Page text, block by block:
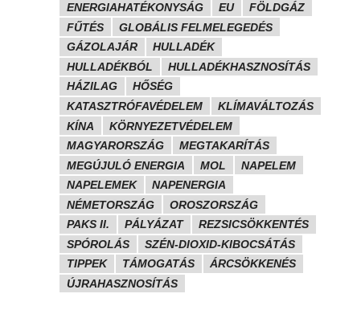
ENERGIAHATÉKONYSÁG
EU
FÖLDGÁZ
FŰTÉS
GLOBÁLIS FELMELEGEDÉS
GÁZOLAJÁR
HULLADÉK
HULLADÉKBÓL
HULLADÉKHASZNOSÍTÁS
HÁZILAG
HŐSÉG
KATASZTRÓFAVÉDELEM
KLÍMAVÁLTOZÁS
KÍNA
KÖRNYEZETVÉDELEM
MAGYARORSZÁG
MEGTAKARÍTÁS
MEGÚJULÓ ENERGIA
MOL
NAPELEM
NAPELEMEK
NAPENERGIA
NÉMETORSZÁG
OROSZORSZÁG
PAKS II.
PÁLYÁZAT
REZSICSÖKKENTÉS
SPÓROLÁS
SZÉN-DIOXID-KIBOCSÁTÁS
TIPPEK
TÁMOGATÁS
ÁRCSÖKKENÉS
ÚJRAHASZNOSÍTÁS